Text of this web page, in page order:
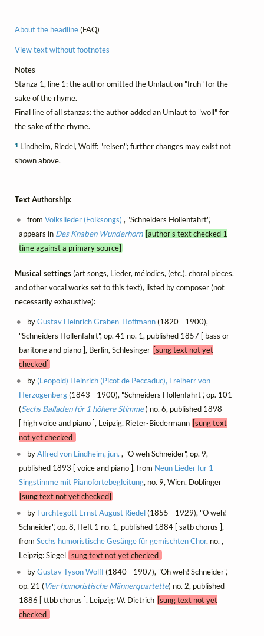
About the headline(FAQ)
View text without footnotes
Notes
Stanza 1, line 1: the author omitted the Umlaut on "früh" for the
sake of the rhyme.
Final line of all stanzas: the author added an Umlaut to "woll" for
the sake of the rhyme.
1 Lindheim, Riedel, Wolff: "reisen"; further changes may exist not
shown above.
Text Authorship:
fromVolkslieder (Folksongs) , "Schneiders Höllenfahrt",
appears in Des Knaben Wunderhorn [author's text checked 1
time against a primary source]
Musical settings(art songs, Lieder, mélodies, (etc.), choral pieces,
and other vocal works set to this text), listed by composer (not
necessarily exhaustive):
byGustav Heinrich Graben-Hoffmann(1820 - 1900),
"Schneiders Höllenfahrt", op. 41 no. 1, published 1857 [ bass or
baritone and piano ], Berlin, Schlesinger [sung text not yet
checked]
by (Leopold) Heinrich (Picot de Peccaduc), Freiherr von
Herzogenberg(1843 - 1900), "Schneiders Höllenfahrt", op. 101
(Sechs Balladen für 1 höhere Stimme) no. 6, published 1898
[ high voice and piano ], Leipzig, Rieter-Biedermann [sung text
not yet checked]
byAlfred von Lindheim, jun. , "O weh Schneider", op. 9,
published 1893 [ voice and piano ], from Neun Lieder für 1
Singstimme mit Pianofortebegleitung, no. 9, Wien, Doblinger
[sung text not yet checked]
by Fürchtegott Ernst August Riedel(1855 - 1929), "O weh!
Schneider", op. 8, Heft 1 no. 1, published 1884 [ satb chorus ],
from Sechs humoristische Gesänge für gemischten Chor, no. ,
Leipzig: Siegel [sung text not yet checked]
byGustav Tyson Wolff(1840 - 1907), "Oh weh! Schneider",
op. 21 (Vier humoristische Männerquartette) no. 2, published
1886 [ ttbb chorus ], Leipzig: W. Dietrich [sung text not yet
checked]